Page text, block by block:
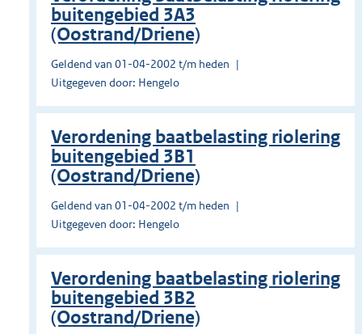
buitengebied 3A3
(Oostrand/Driene)
Geldend van 01-04-2002 t/m heden
Uitgegeven door: Hengelo
Verordening baatbelasting riolering
buitengebied 3B1
(Oostrand/Driene)
Geldend van 01-04-2002 t/m heden
Uitgegeven door: Hengelo
Verordening baatbelasting riolering
buitengebied 3B2
(Oostrand/Driene)